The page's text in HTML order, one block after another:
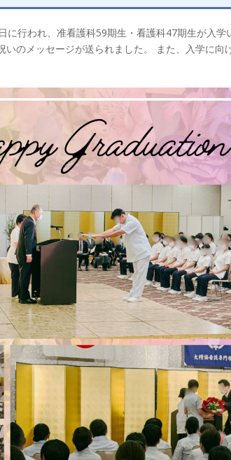
に行われ、准看護科59期生・看護科47期生が入
いのメッセージが送られました。 また、入学に向